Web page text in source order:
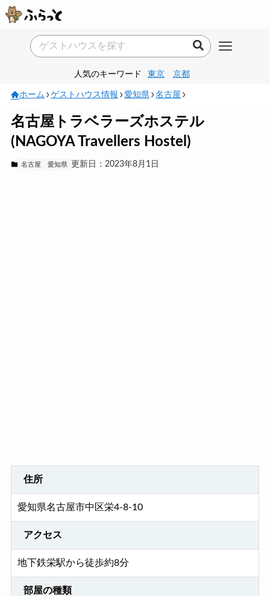
人気のキーワード 東京 京都
ホーム ゲストハウス情報 愛知県 名古屋
名古屋トラベラーズホステル
(NAGOYA Travellers Hostel)
名古屋 愛知県 更新日：2023年8月1日
住所
愛知県名古屋市中区栄4-8-10
アクセス
地下鉄栄駅から徒歩約8分
部屋の種類